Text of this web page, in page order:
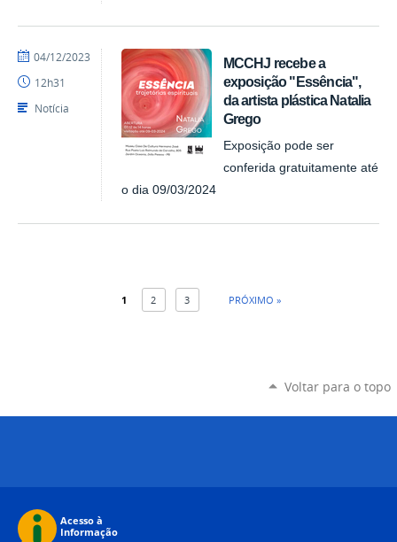
MCCHJ recebe a
exposição "Essência",
da artista plástica Natalia
Grego
Exposição pode ser
conferida gratuitamente até
o dia 09/03/2024
por
MCCHJ
publicado
04/12/2023
12h31
Notícia
1 2 3 PRÓXIMO »
Voltar para o topo